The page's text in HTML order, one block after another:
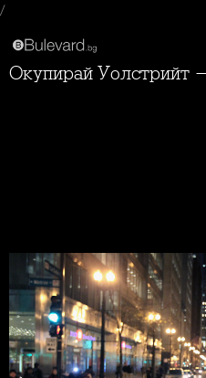
/
Окупирай Уолстрийт